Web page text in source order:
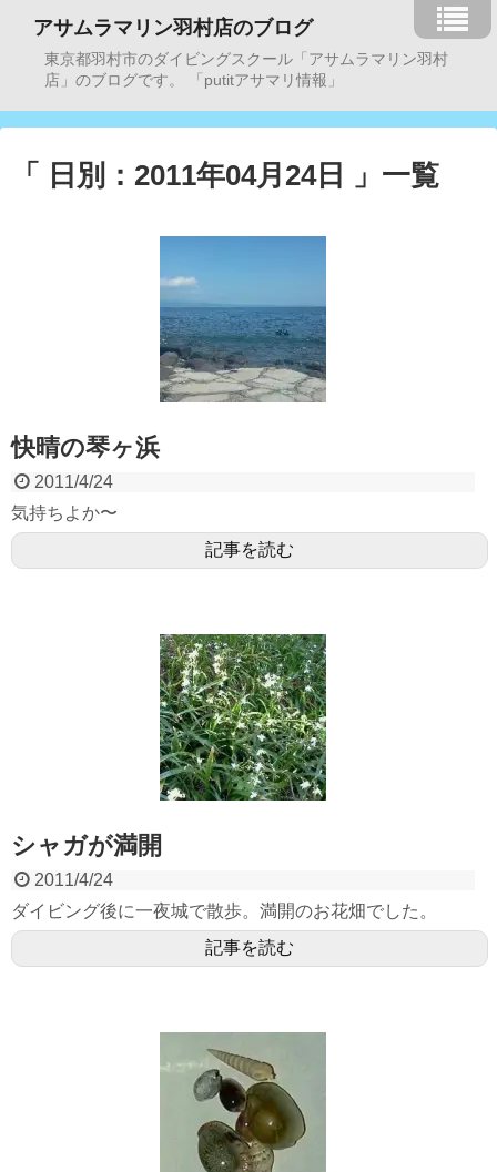
アサムラマリン羽村店のブログ
東京都羽村市のダイビングスクール「アサムラマリン羽村
店」のブログです。 「putitアサマリ情報」
「 日別：2011年04月24日 」一覧
快晴の琴ヶ浜
2011/4/24
気持ちよか〜
記事を読む
シャガが満開
2011/4/24
ダイビング後に一夜城で散歩。満開のお花畑でした。
記事を読む